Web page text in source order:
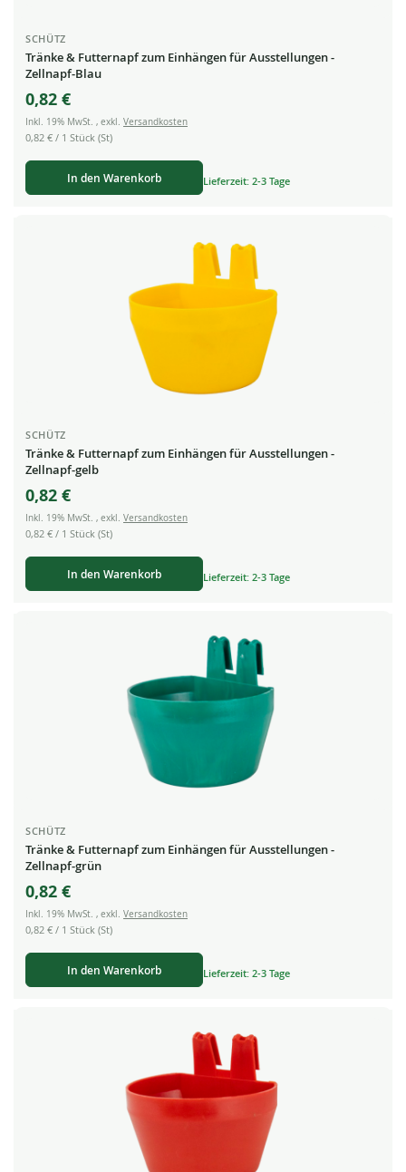
SCHÜTZ
Tränke & Futternapf zum Einhängen für Ausstellungen -
Zellnapf-Blau
0,82 €
Inkl. 19% MwSt. , exkl. Versandkosten
0,82 € / 1 Stück (St)
In den Warenkorb Lieferzeit: 2-3 Tage
SCHÜTZ
Tränke & Futternapf zum Einhängen für Ausstellungen -
Zellnapf-gelb
0,82 €
Inkl. 19% MwSt. , exkl. Versandkosten
0,82 € / 1 Stück (St)
In den Warenkorb Lieferzeit: 2-3 Tage
SCHÜTZ
Tränke & Futternapf zum Einhängen für Ausstellungen -
Zellnapf-grün
0,82 €
Inkl. 19% MwSt. , exkl. Versandkosten
0,82 € / 1 Stück (St)
In den Warenkorb Lieferzeit: 2-3 Tage